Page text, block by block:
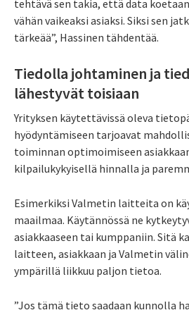
tehtävä sen takia, että data
vähän vaikeaksi asiaksi. Siksi sen
tärkeää”, Hassinen tähdentää.
Tiedolla johtaminen ja
lähestyvät toisiaan
Yrityksen käytettävissä oleva
hyödyntämiseen tarjoavat
toiminnan optimoimiseen
kilpailukykyisellä hinnalla ja
Esimerkiksi Valmetin laitteita on
maailmaa. Käytännössä ne
asiakkaaseen tai kumppaniin. Sitä
laitteen, asiakkaan ja Valmetin
ympärillä liikkuu paljon tietoa.
”Jos tämä tieto saadaan kunnolla